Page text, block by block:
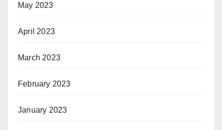
May 2023
April 2023
March 2023
February 2023
January 2023